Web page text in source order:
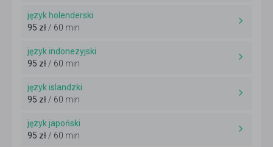
język holenderski
95 zł / 60 min
język indonezyjski
95 zł / 60 min
język islandzki
95 zł / 60 min
język japoński
95 zł / 60 min